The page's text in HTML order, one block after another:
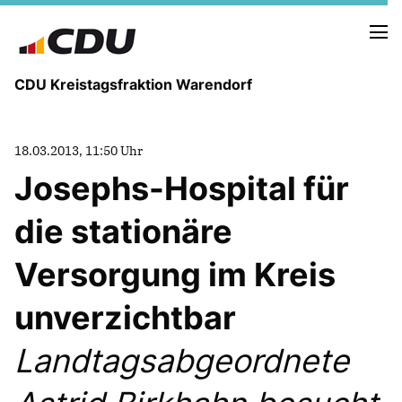
CDU Kreistagsfraktion Warendorf
PRESSE U. NEUIGKEITEN
REDEN UND ANTRÄGE
FRAKTIONSVORSTAND
MITGLIEDER DER CDU-FRAKTION
AUSSCHUSS FÜR KINDER, JUGENDLICHE UND FAMILIEN
18.03.2013, 11:50 Uhr
Josephs-Hospital für
die stationäre
Versorgung im Kreis
unverzichtbar
Landtagsabgeordnete